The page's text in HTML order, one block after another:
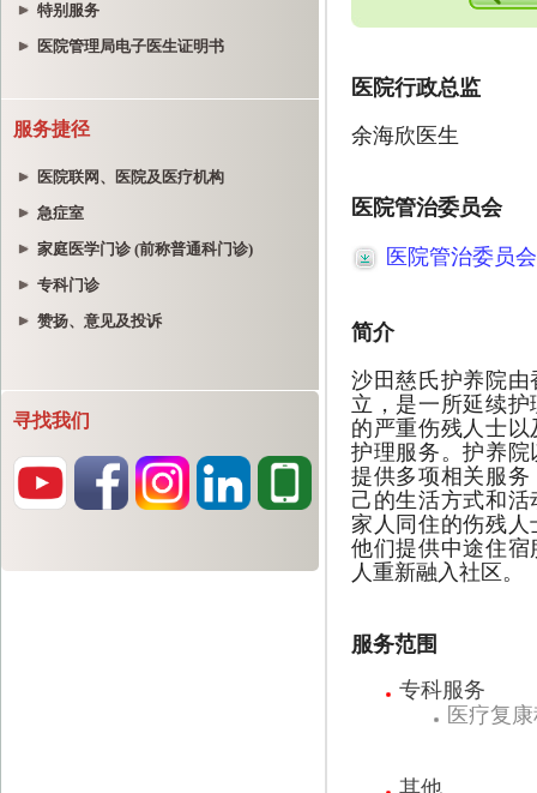
特别服务
医院管理局电子医生证明书
服务捷径
医院联网、医院及医疗机构
急症室
家庭医学门诊 (前称普通科门诊)
专科门诊
赞扬、意见及投诉
寻找我们